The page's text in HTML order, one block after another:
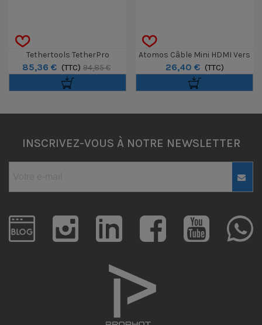
Tethertools TetherPro
Rallonge Active USB-C Vers
USB-C Noir 4.6m
85,36 € (TTC) 94,85 €
Atomos Câble Mini HDMI Vers
Full HDMI 30cm
26,40 € (TTC)
INSCRIVEZ-VOUS À NOTRE NEWSLETTER